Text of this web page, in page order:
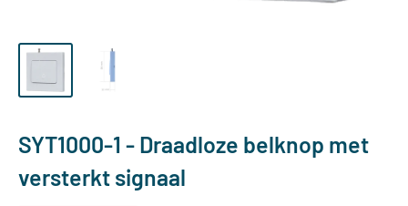
SYT1000-1 - Draadloze belknop met
versterkt signaal